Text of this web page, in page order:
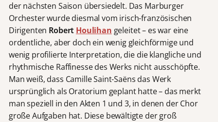
der nächsten Saison übersiedelt. Das Marburger
Orchester wurde diesmal vom irisch-französischen
Dirigenten Robert Houlihan geleitet – es war eine
ordentliche, aber doch ein wenig gleichförmige und
wenig profilierte Interpretation, die die klangliche und
rhythmische Raffinesse des Werks nicht ausschöpfte.
Man weiß, dass Camille Saint-Saëns das Werk
ursprünglich als Oratorium geplant hatte – das merkt
man speziell in den Akten 1 und 3, in denen der Chor
große Aufgaben hat. Diese bewältigte der groß